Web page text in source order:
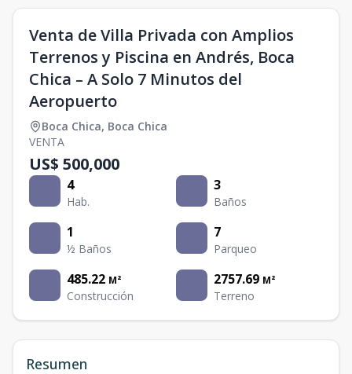
Venta de Villa Privada con Amplios
Terrenos y Piscina en Andrés, Boca
Chica – A Solo 7 Minutos del
Aeropuerto
Boca Chica, Boca Chica
VENTA
US$ 500,000
4
Hab.
3
Baños
1
½ Baños
7
Parqueo
485.22 M²
Construcción
2757.69 M²
Terreno
Resumen